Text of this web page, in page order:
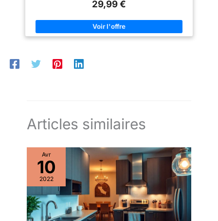
Le bec pivotant à 360° permet d’atteindre facilement tous les
des grandes casseroles, des poêles et des éviers doubles.
【Acier Inoxydable Durable】Fabriqué en acier inoxydable de
haute qualité, ce mitigeur de cuisine est résistant à la corrosion
céramique anti-goutte, ce robinet assure un débit d’eau stable
et réduit les risques de fuite, garantissant une longue durée de
29,99 €
Articles similaires
Avr
10
2022